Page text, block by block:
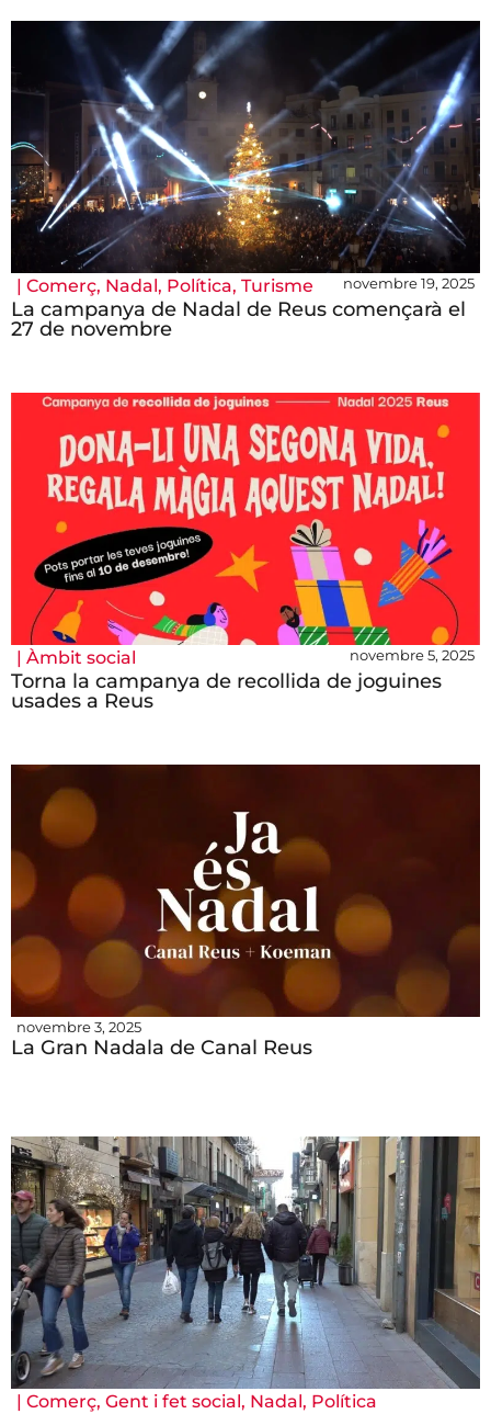
| Comerç, Nadal, Política, Turisme novembre 19, 2025
La campanya de Nadal de Reus començarà el
27 de novembre
| Àmbit social novembre 5, 2025
Torna la campanya de recollida de joguines
usades a Reus
novembre 3, 2025
La Gran Nadala de Canal Reus
| Comerç, Gent i fet social, Nadal, Política